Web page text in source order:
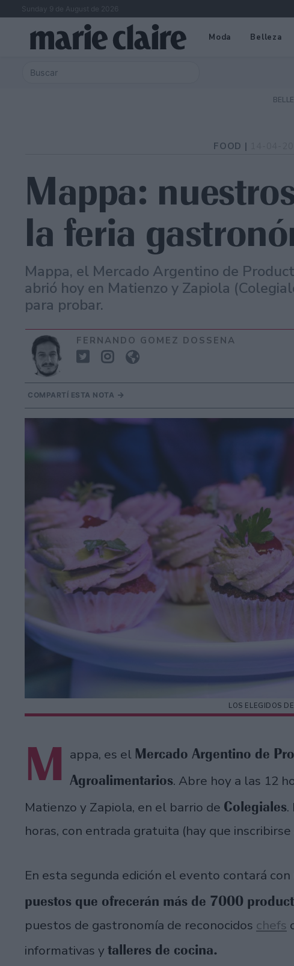
Sunday 9 de August de 2026
Moda Belleza
FOOD |
Mappa:
la feria
Mappa, el Mercado Argentino de
abrió hoy en Matienzo y Zapiola
para probar.
FERNANDO GOMEZ DOSSENA
COMPARTÍ ESTA NOTA
LOS ELEGIDOS
M appa, es el Mercado Argentino de
Agroalimentarios. Abre hoy a las 12
Matienzo y Zapiola, en el barrio de Colegiales.
horas, con entrada gratuita (hay que
En esta segunda edición el evento contará
puestos que ofrecerán más de 7000
puestos de gastronomía de reconocidos chefs
informativas y talleres de cocina.